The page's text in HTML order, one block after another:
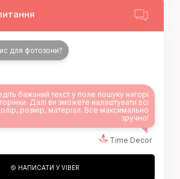
для фотозони?
бажаний текст у поле пошуку нагорі
Далі ви зможете налаштувати всі
розмір, матеріал. Все максимально
зручно!
Time Decor
НАПИСАТИ У VIBER